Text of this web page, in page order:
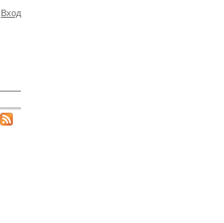
Вход